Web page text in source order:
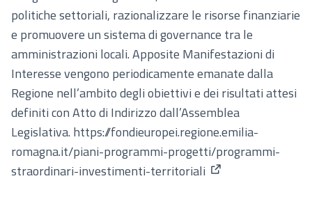
politiche settoriali, razionalizzare le risorse finanziarie
e promuovere un sistema di governance tra le
amministrazioni locali. Apposite Manifestazioni di
Interesse vengono periodicamente emanate dalla
Regione nell’ambito degli obiettivi e dei risultati attesi
definiti con Atto di Indirizzo dall’Assemblea
Legislativa. https://fondieuropei.regione.emilia-
romagna.it/piani-programmi-progetti/programmi-
straordinari-investimenti-territoriali